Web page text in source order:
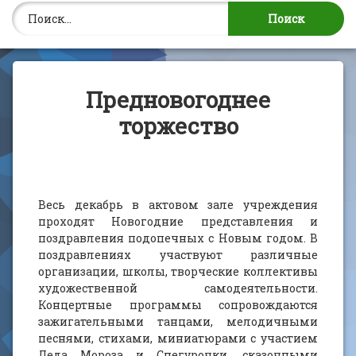
Найти:
Предновогоднее
торжество
Весь декабрь в актовом зале учреждения
проходят Новогодние представления и
поздравления подопечных с Новым годом. В
поздравлениях участвуют различные
организации, школы, творческие коллективы
художественной самодеятельности.
Концертные программы сопровождаются
зажигательными танцами, мелодичными
песнями, стихами, миниатюрами с участием